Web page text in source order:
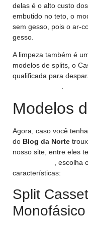
delas é o alto custo
embutido no teto, o
sem gesso, pois o ar-
gesso.
A limpeza também é
modelos de splits, o
qualificada para
Modelos
Agora, caso você
do Blog da Norte
nosso site, entre eles
, escolha
características:
Split
Monofásico